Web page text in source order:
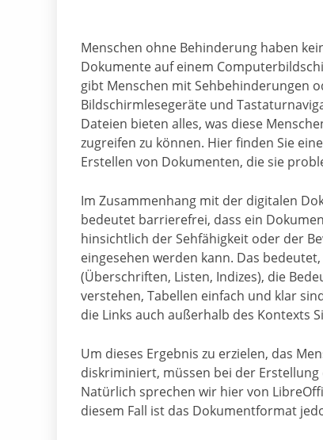
Menschen ohne Behinderung haben
Dokumente auf einem
gibt Menschen mit Sehbehinderungen
Bildschirmlesegeräte und
Dateien bieten alles, was diese
zugreifen zu können. Hier finden Sie
Erstellen von Dokumenten, die sie
Im Zusammenhang mit der digitalen
bedeutet barrierefrei, dass ein
hinsichtlich der Sehfähigkeit oder der
eingesehen werden kann. Das
(Überschriften, Listen, Indizes), die
verstehen, Tabellen einfach und klar
die Links auch außerhalb des Kontexts
Um dieses Ergebnis zu erzielen, das
diskriminiert, müssen bei der
Natürlich sprechen wir hier von
diesem Fall ist das Dokumentformat